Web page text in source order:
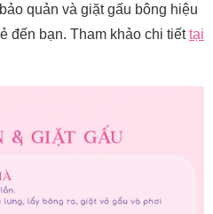
quản và giặt gấu bông hiệu
đến bạn. Tham khảo chi tiếttại